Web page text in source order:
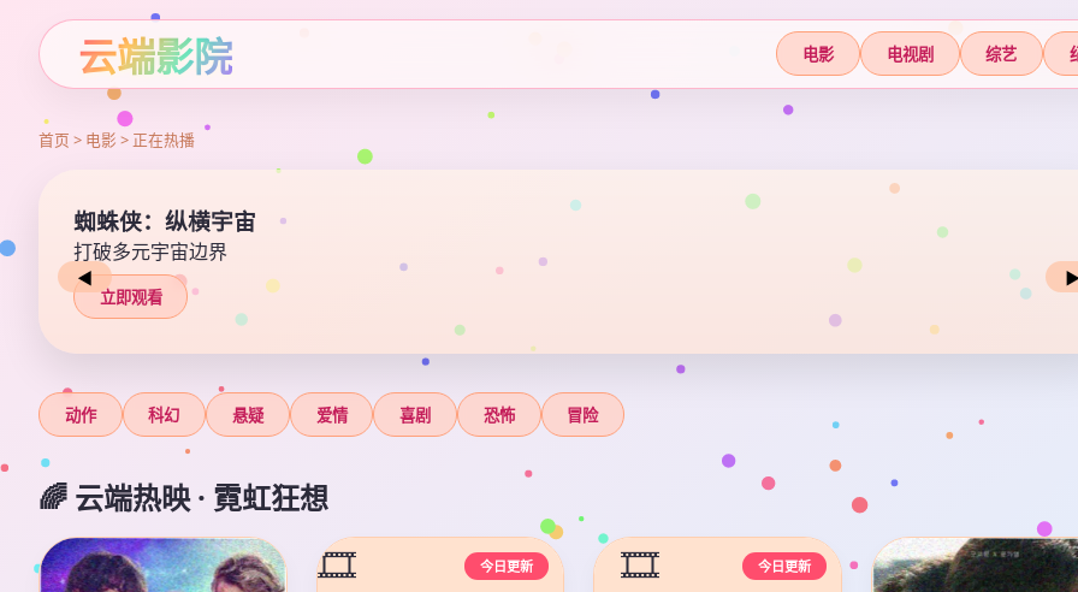
云端影院 电影 电视剧 综艺
首页 > 电影 > 正在热播
蜘蛛侠：纵横宇宙
打破多元宇宙边界
立即观看
◀
动作 科幻 悬疑 爱情 喜剧 恐怖 冒险
🌈 云端热映 · 霓虹狂想
今日更新
🎞️
今日更新
🎞️